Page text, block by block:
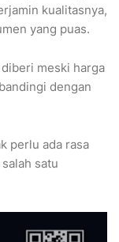
kualitasnya,
yang puas.
meski harga
dengan
perlu ada rasa
satu